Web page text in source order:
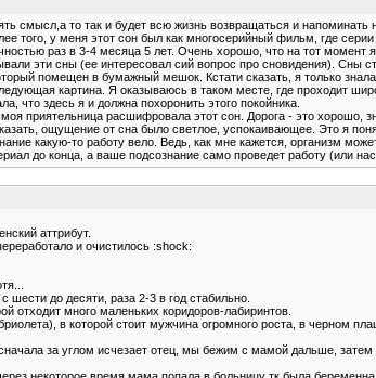
смысл,а то так и будет всю жизнь возвращаться и напоминать
того, у меня этот сон был как многосерийный фильм, где
раз в 3-4 месяца 5 лет. Очень хорошо, что на тот
эти сны (ее интересовал сий вопрос про сновидения). Сны
помещен в бумажный мешок. Кстати сказать, я только
картина. Я оказываюсь в таком месте, где проходит
что здесь я и должна похоронить этого покойника.
приятельница расшифровала этот сон. Дорога - это хорошо,
ощущение от сна было светлое, успокаивающее. Это я
какую-то работу вело. Ведь, как мне кажется, организм
до конца, а ваше подсознание само проведет работу (или
аттрибут.
и очистилось :shock:
до десяти, раза 2-3 в год стабильно.
отходит много маленьких коридоров-лабиринтов.
в которой стоит мужчина огромного роста, в черном
за углом исчезает отец, мы бежим с мамой дальше,